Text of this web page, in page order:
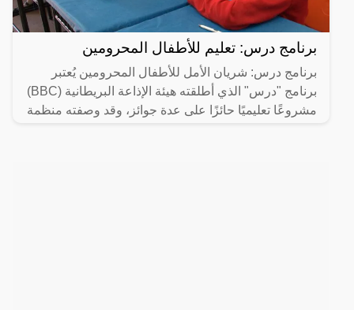
برنامج درس: تعليم للأطفال المحرومين
برنامج درس: شريان الأمل للأطفال المحرومين يُعتبر
برنامج "درس" الذي أطلقته هيئة الإذاعة البريطانية (BBC)
مشروعًا تعليميًا حائزًا على عدة جوائز، وقد وصفته منظمة